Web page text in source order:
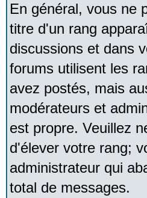
En général, vous ne
titre d'un rang
discussions et dans
forums utilisent les
avez postés, mais
modérateurs et
est propre. Veuillez
d'élever votre rang;
administrateur qui
total de messages.